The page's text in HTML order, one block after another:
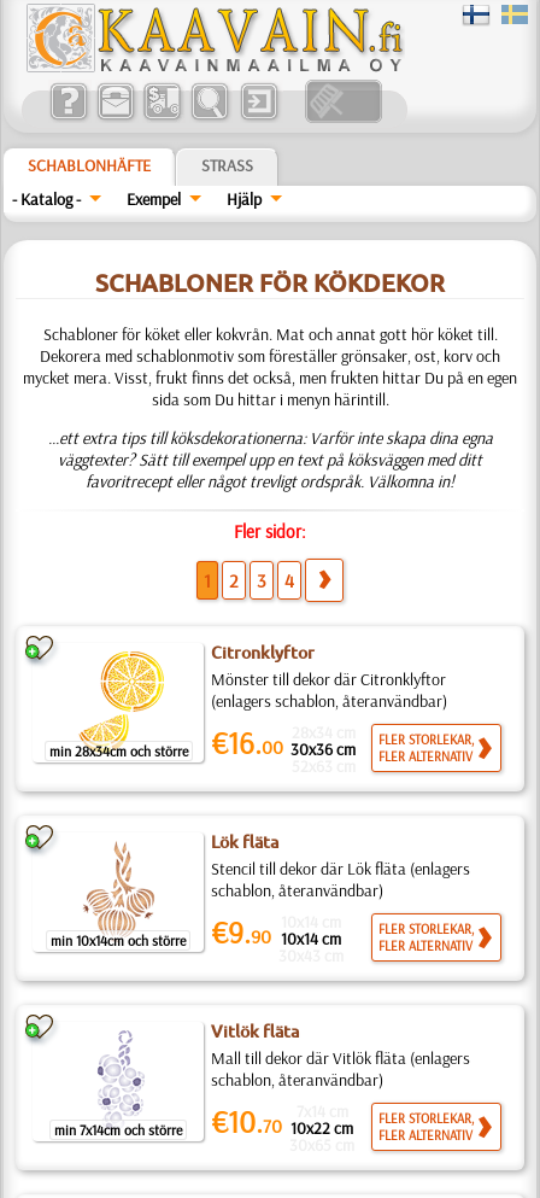
SCHABLONHÄFTE
STRASS
- Katalog -
Exempel Hjälp
SCHABLONER FÖR KÖKDEKOR
Schabloner för köket eller kokvrån. Mat och annat gott hör köket till.
Dekorera med schablonmotiv som föreställer grönsaker, ost, korv och
mycket mera. Visst, frukt finns det också, men frukten hittar Du på en egen
sida som Du hittar i menyn härintill.
...ett extra tips till köksdekorationerna: Varför inte skapa dina egna
väggtexter? Sätt till exempel upp en text på köksväggen med ditt
favoritrecept eller något trevligt ordspråk. Välkomna in!
Fler sidor:
1 2 3 4
min 28x34cm och större
Citronklyftor
Mönster till dekor där Citronklyftor
(enlagers schablon, återanvändbar)
€16.00 30x36 cm
FLER STORLEKAR,
FLER ALTERNATIV
min 10x14cm och större
Lök fläta
Stencil till dekor där Lök fläta (enlagers
schablon, återanvändbar)
€9.90 10x14 cm
FLER STORLEKAR,
FLER ALTERNATIV
min 7x14cm och större
Vitlök fläta
Mall till dekor där Vitlök fläta (enlagers
schablon, återanvändbar)
€10.70 10x22 cm
FLER STORLEKAR,
FLER ALTERNATIV